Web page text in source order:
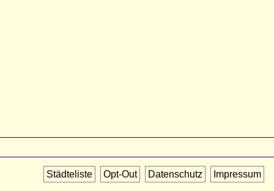
Städteliste Opt-Out Datenschutz Impressum